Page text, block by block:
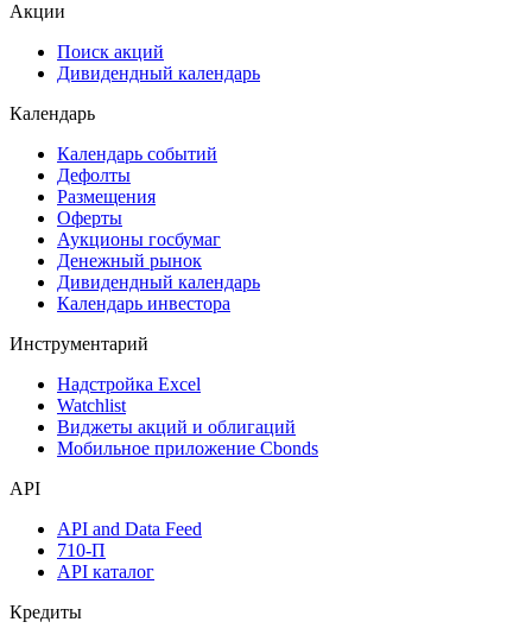
Акции
Поиск акций
Дивидендный календарь
Календарь
Календарь событий
Дефолты
Размещения
Оферты
Аукционы госбумаг
Денежный рынок
Дивидендный календарь
Календарь инвестора
Инструментарий
Надстройка Excel
Watchlist
Виджеты акций и облигаций
Мобильное приложение Cbonds
API
API and Data Feed
710-П
API каталог
Кредиты